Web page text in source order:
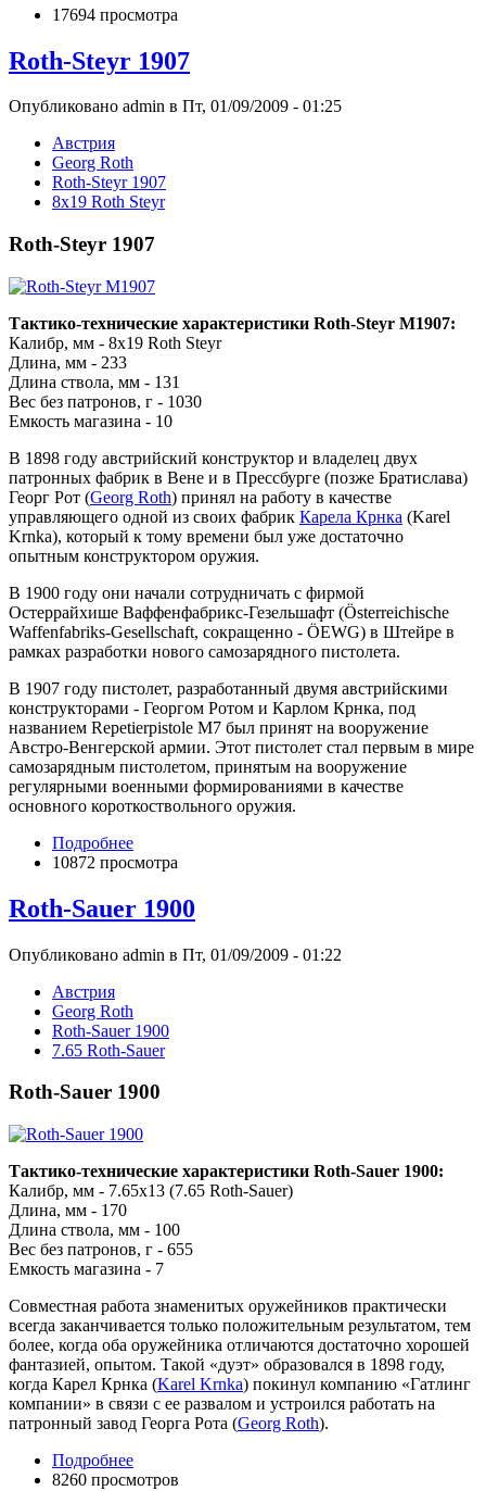
17694 просмотра
Roth-Steyr 1907
Опубликовано admin в Пт, 01/09/2009 - 01:25
Австрия
Georg Roth
Roth-Steyr 1907
8x19 Roth Steyr
Roth-Steyr 1907
Тактико-технические характеристики Roth-Steyr M1907:
Калибр, мм - 8x19 Roth Steyr
Длина, мм - 233
Длина ствола, мм - 131
Вес без патронов, г - 1030
Емкость магазина - 10
В 1898 году австрийский конструктор и владелец двух
патронных фабрик в Вене и в Прессбурге (позже Братислава)
Георг Рот (Georg Roth) принял на работу в качестве
управляющего одной из своих фабрик Карела Крнка (Karel
Krnka), который к тому времени был уже достаточно
опытным конструктором оружия.
В 1900 году они начали сотрудничать с фирмой
Остеррайхише Ваффенфабрикс-Гезельшафт (Österreichische
Waffenfabriks-Gesellschaft, сокращенно - ÖEWG) в Штейре в
рамках разработки нового самозарядного пистолета.
В 1907 году пистолет, разработанный двумя австрийскими
конструкторами - Георгом Ротом и Карлом Крнка, под
названием Repetierpistole M7 был принят на вооружение
Австро-Венгерской армии. Этот пистолет стал первым в мире
самозарядным пистолетом, принятым на вооружение
регулярными военными формированиями в качестве
основного короткоствольного оружия.
Подробнее
10872 просмотра
Roth-Sauer 1900
Опубликовано admin в Пт, 01/09/2009 - 01:22
Австрия
Georg Roth
Roth-Sauer 1900
7.65 Roth-Sauer
Roth-Sauer 1900
Тактико-технические характеристики Roth-Sauer 1900:
Калибр, мм - 7.65x13 (7.65 Roth-Sauer)
Длина, мм - 170
Длина ствола, мм - 100
Вес без патронов, г - 655
Емкость магазина - 7
Совместная работа знаменитых оружейников практически
всегда заканчивается только положительным результатом, тем
более, когда оба оружейника отличаются достаточно хорошей
фантазией, опытом. Такой «дуэт» образовался в 1898 году,
когда Карел Крнка (Karel Krnka) покинул компанию «Гатлинг
компании» в связи с ее развалом и устроился работать на
патронный завод Георга Рота (Georg Roth).
Подробнее
8260 просмотров